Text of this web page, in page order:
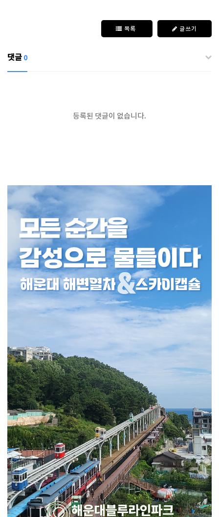
목록 글쓰기
댓글 0
등록된 댓글이 없습니다.